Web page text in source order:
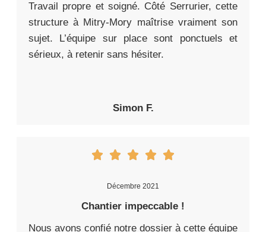
Travail propre et soigné. Côté Serrurier, cette
structure à Mitry-Mory maîtrise vraiment son
sujet. L’équipe sur place sont ponctuels et
sérieux, à retenir sans hésiter.
Simon F.
Décembre 2021
Chantier impeccable !
Nous avons confié notre dossier à cette équipe